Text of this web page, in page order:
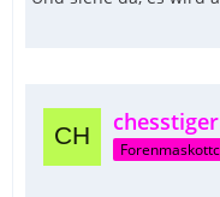
chesstiger